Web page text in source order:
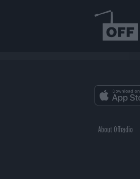
About Offradio